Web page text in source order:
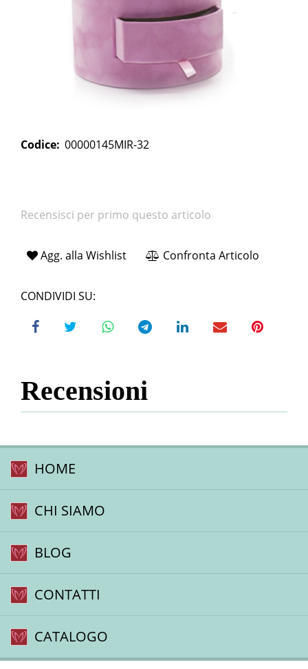
Codice: 00000145MIR-32
Recensisci per primo questo articolo
Agg. alla Wishlist Confronta Articolo
CONDIVIDI SU:
Recensioni
HOME
CHI SIAMO
BLOG
CONTATTI
CATALOGO